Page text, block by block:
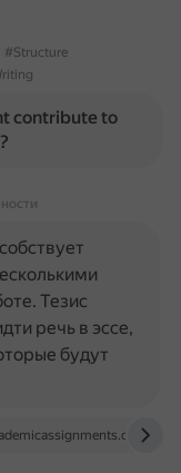
#Structure
contribute to
Тезис
речь в эссе,
будут